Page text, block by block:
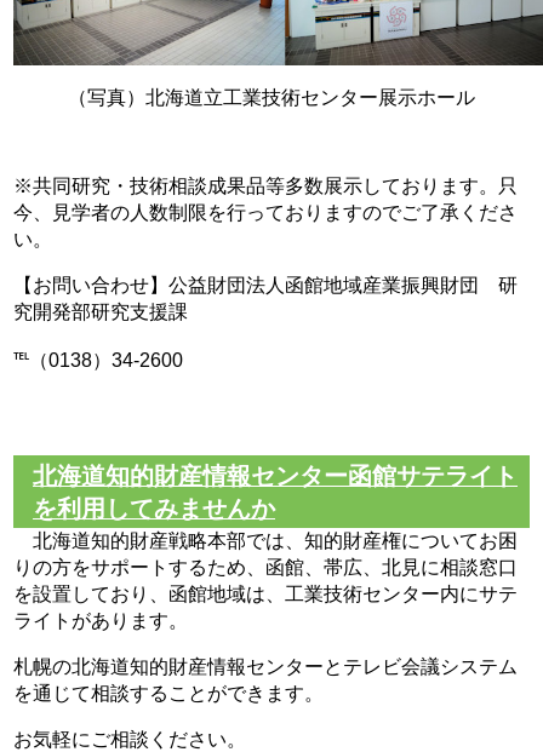
（写真）北海道立工業技術センター展示ホール
※共同研究・技術相談成果品等多数展示しております。只
今、見学者の人数制限を行っておりますのでご了承くださ
い。
【お問い合わせ】公益財団法人函館地域産業振興財団 研
究開発部研究支援課
℡（0138）34-2600
北海道知的財産情報センター函館サテライト
を利用してみませんか
北海道知的財産戦略本部では、知的財産権についてお困
りの方をサポートするため、函館、帯広、北見に相談窓口
を設置しており、函館地域は、工業技術センター内にサテ
ライトがあります。
札幌の北海道知的財産情報センターとテレビ会議システム
を通じて相談することができます。
お気軽にご相談ください。